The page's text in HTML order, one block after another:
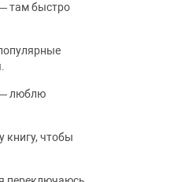
там быстро
— люблю
чтобы